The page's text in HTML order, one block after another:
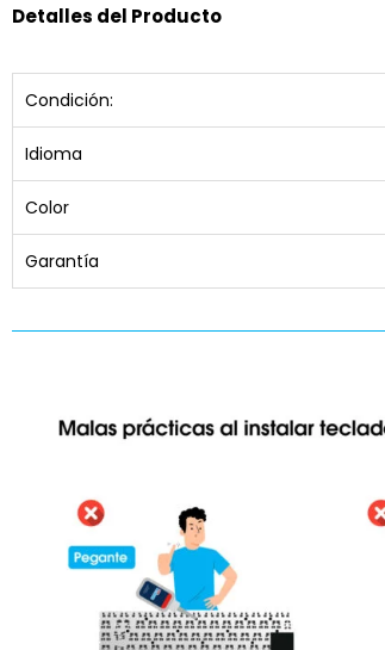
Detalles del Producto
Condición:
Idioma
Color
Garantía